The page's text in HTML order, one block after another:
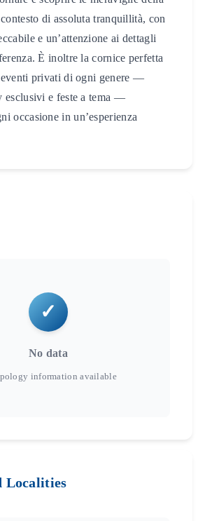
di assoluta tranquillità, con
e un’attenzione ai dettagli
È inoltre la cornice perfetta
eventi privati di ogni genere —
esclusivi e feste a tema —
occasione in un’esperienza
No data
Localities